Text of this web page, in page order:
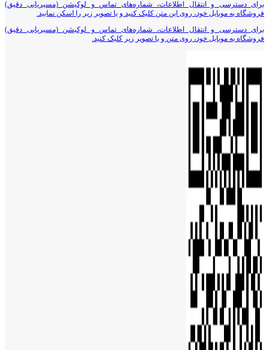
برای دسترسی و انتقال اطلاعات، شماره‌های تماس و لوکیشن (مسیریابی دقیق)
فروشگاه به موبایل خود، روی این متن کلیک کنید و یا تصویر زیر را اسکن نمایید.
برای دسترسی و انتقال اطلاعات، شماره‌های تماس و لوکیشن (مسیریابی دقیق)
فروشگاه به موبایل خود، روی متن و یا تصویر زیر کلیک کنید.